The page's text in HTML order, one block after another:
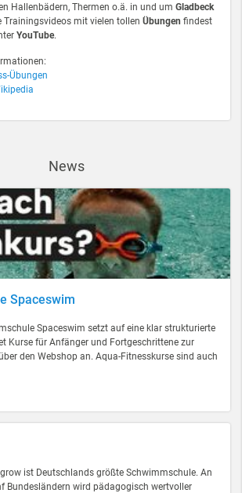
Hallenbädern, Thermen o.ä. in und um Gladbeck
Trainingsvideos mit vielen tollen Übungen findest
YouTube.
Übungen
News
Spaceswim
Spaceswim setzt auf eine klar strukturierte
Kurse für Anfänger und Fortgeschrittene zur
den Webshop an. Aqua-Fitnesskurse sind auch
ist Deutschlands größte Schwimmschule. An
Bundesländern wird pädagogisch wertvoller